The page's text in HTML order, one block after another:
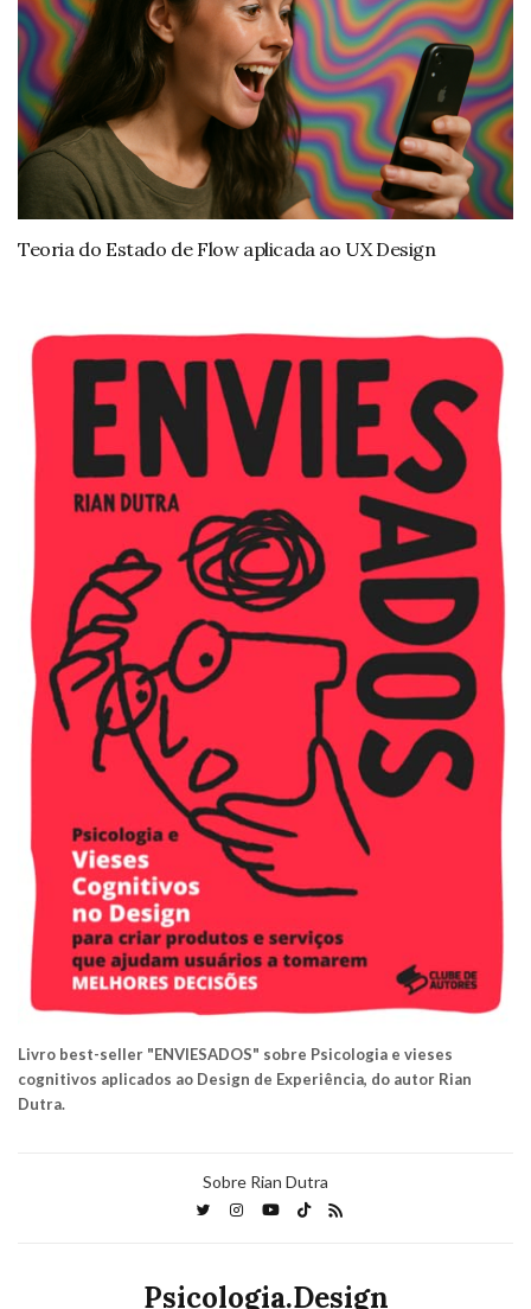
Teoria do Estado de Flow aplicada ao UX Design
Livro best-seller "ENVIESADOS" sobre Psicologia e vieses
cognitivos aplicados ao Design de Experiência, do autor Rian
Dutra.
Sobre Rian Dutra
Psicologia.Design